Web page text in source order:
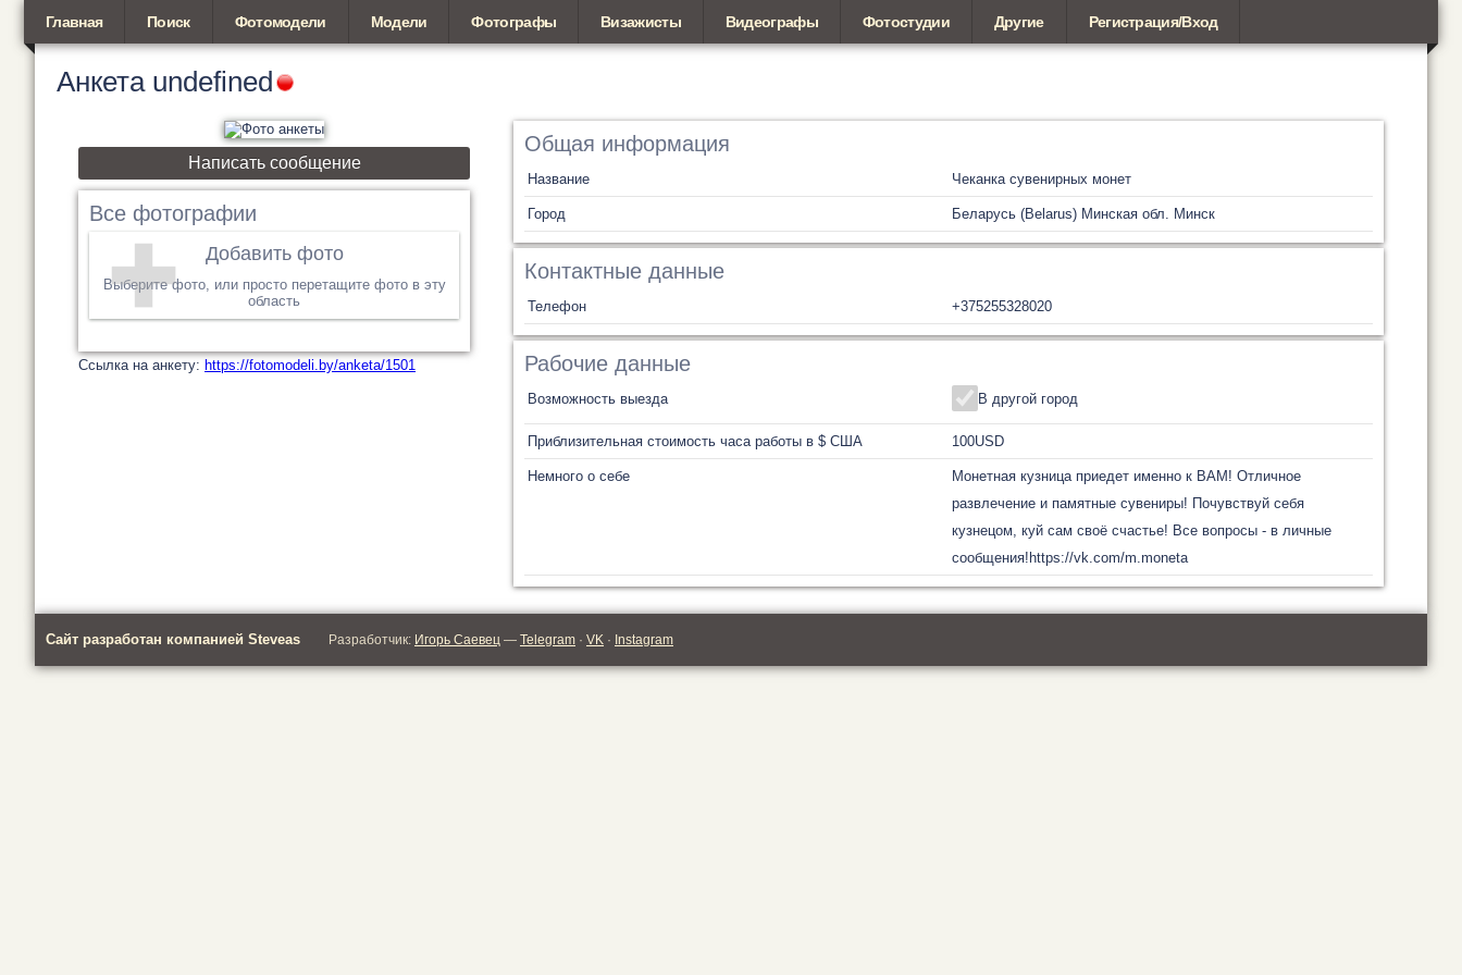
Главная Поиск Фотомодели Модели Фотографы Визажисты Видеографы Фотостудии Другие Регистрация/Вход
Анкета undefined
Написать сообщение
Все фотографии
Добавить фото
Выберите фото, или просто перетащите фото в эту
область
Cсылка на анкету: https://fotomodeli.by/anketa/1501
Общая информация
Название Чеканка сувенирных монет
Город Беларусь (Belarus) Минская обл. Минск
Контактные данные
Телефон +375255328020
Рабочие данные
Возможность выезда В другой город
Приблизительная стоимость часа работы в $ США 100USD
Немного о себе
Монетная кузница приедет именно к ВАМ! Отличное
развлечение и памятные сувениры! Почувствуй себя
кузнецом, куй сам своё счастье! Все вопросы - в личные
сообщения!https://vk.com/m.moneta
Сайт разработан компанией Steveas Разработчик: Игорь Саевец — Telegram · VK · Instagram